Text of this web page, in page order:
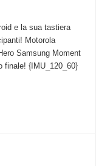
e la sua tastiera
Motorola
Samsung Moment
finale! {IMU_120_60}